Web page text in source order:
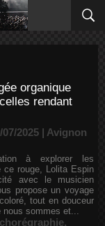
organique
rendant
2025 | Avignon
à explorer les
ce rouge, Lolita Espin
avec le musicien
propose un voyage
tout en douceur
nous sommes et...
chorégraphie,